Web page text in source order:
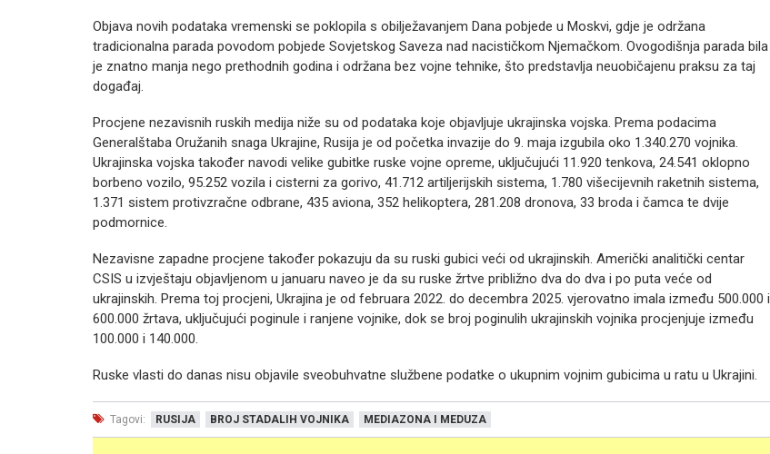
Objava novih podataka vremenski se poklopila s obilježavanjem Dana pobjede u Moskvi, gdje je održana
tradicionalna parada povodom pobjede Sovjetskog Saveza nad nacističkom Njemačkom. Ovogodišnja parada bila
je znatno manja nego prethodnih godina i održana bez vojne tehnike, što predstavlja neuobičajenu praksu za taj
događaj.
Procjene nezavisnih ruskih medija niže su od podataka koje objavljuje ukrajinska vojska. Prema podacima
Generalštaba Oružanih snaga Ukrajine, Rusija je od početka invazije do 9. maja izgubila oko 1.340.270 vojnika.
Ukrajinska vojska također navodi velike gubitke ruske vojne opreme, uključujući 11.920 tenkova, 24.541 oklopno
borbeno vozilo, 95.252 vozila i cisterni za gorivo, 41.712 artiljerijskih sistema, 1.780 višecijevnih raketnih sistema,
1.371 sistem protivzračne odbrane, 435 aviona, 352 helikoptera, 281.208 dronova, 33 broda i čamca te dvije
podmornice.
Nezavisne zapadne procjene također pokazuju da su ruski gubici veći od ukrajinskih. Američki analitički centar
CSIS u izvještaju objavljenom u januaru naveo je da su ruske žrtve približno dva do dva i po puta veće od
ukrajinskih. Prema toj procjeni, Ukrajina je od februara 2022. do decembra 2025. vjerovatno imala između 500.000 i
600.000 žrtava, uključujući poginule i ranjene vojnike, dok se broj poginulih ukrajinskih vojnika procjenjuje između
100.000 i 140.000.
Ruske vlasti do danas nisu objavile sveobuhvatne službene podatke o ukupnim vojnim gubicima u ratu u Ukrajini.
Tagovi: RUSIJA BROJ STADALIH VOJNIKA MEDIAZONA I MEDUZA